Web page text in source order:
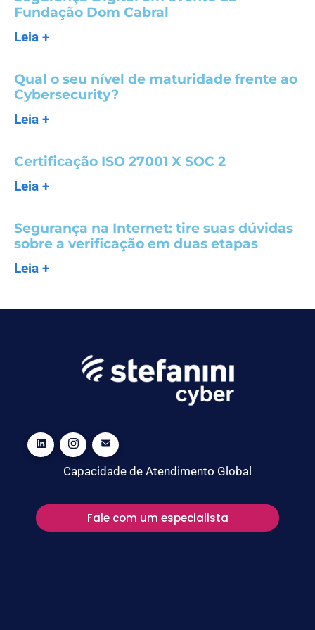
Fundação Dom Cabral
Leia +
Qual o seu nível de maturidade frente ao
Cybersecurity?
Leia +
Certificação ISO 27001 X SOC 2
Leia +
Segurança na Internet: tire suas dúvidas
sobre a verificação em duas etapas
Leia +
Capacidade de Atendimento Global
Fale com um especialista